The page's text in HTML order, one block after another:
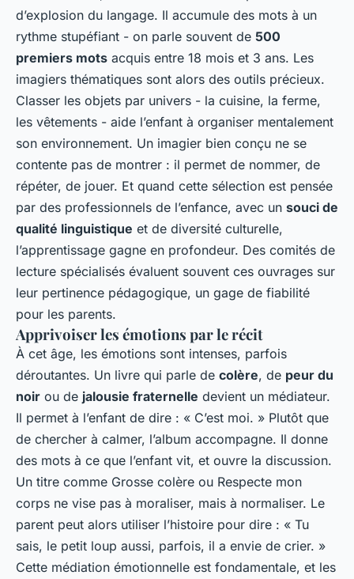
d’explosion du langage. Il accumule des mots à un
rythme stupéfiant - on parle souvent de 500
premiers mots acquis entre 18 mois et 3 ans. Les
imagiers thématiques sont alors des outils précieux.
Classer les objets par univers - la cuisine, la ferme,
les vêtements - aide l’enfant à organiser mentalement
son environnement. Un imagier bien conçu ne se
contente pas de montrer : il permet de nommer, de
répéter, de jouer. Et quand cette sélection est pensée
par des professionnels de l’enfance, avec un souci de
qualité linguistique et de diversité culturelle,
l’apprentissage gagne en profondeur. Des comités de
lecture spécialisés évaluent souvent ces ouvrages sur
leur pertinence pédagogique, un gage de fiabilité
pour les parents.
Apprivoiser les émotions par le récit
À cet âge, les émotions sont intenses, parfois
déroutantes. Un livre qui parle de colère, de peur du
noir ou de jalousie fraternelle devient un médiateur.
Il permet à l’enfant de dire : « C’est moi. » Plutôt que
de chercher à calmer, l’album accompagne. Il donne
des mots à ce que l’enfant vit, et ouvre la discussion.
Un titre comme Grosse colère ou Respecte mon
corps ne vise pas à moraliser, mais à normaliser. Le
parent peut alors utiliser l’histoire pour dire : « Tu
sais, le petit loup aussi, parfois, il a envie de crier. »
Cette médiation émotionnelle est fondamentale, et les